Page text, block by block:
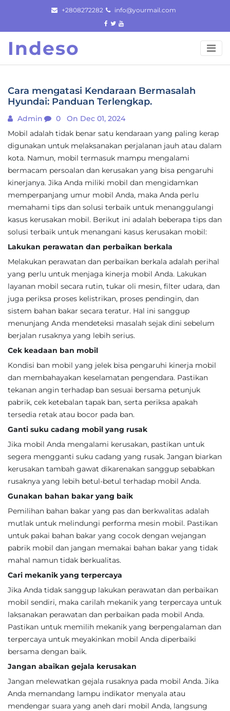
content
+2808272282 info@yourmail.com
Indeso
Cara mengatasi Kendaraan Bermasalah
Hyundai: Panduan Terlengkap.
Admin 0
On Dec 01, 2024
Mobil adalah tidak benar satu kendaraan yang paling kerap
digunakan untuk melaksanakan perjalanan jauh atau dalam
kota. Namun, mobil termasuk mampu mengalami
bermacam persoalan dan kerusakan yang bisa pengaruhi
kinerjanya. Jika Anda miliki mobil dan mengidamkan
memperpanjang umur mobil Anda, maka Anda perlu
memahami tips dan solusi terbaik untuk menanggulangi
kasus kerusakan mobil. Berikut ini adalah beberapa tips dan
solusi terbaik untuk menangani kasus kerusakan mobil:
Lakukan perawatan dan perbaikan berkala
Melakukan perawatan dan perbaikan berkala adalah perihal
yang perlu untuk menjaga kinerja mobil Anda. Lakukan
layanan mobil secara rutin, tukar oli mesin, filter udara, dan
juga periksa proses kelistrikan, proses pendingin, dan
sistem bahan bakar secara teratur. Hal ini sanggup
menunjang Anda mendeteksi masalah sejak dini sebelum
berjalan rusaknya yang lebih serius.
Cek keadaan ban mobil
Kondisi ban mobil yang jelek bisa pengaruhi kinerja mobil
dan membahayakan keselamatan pengendara. Pastikan
tekanan angin terhadap ban sesuai bersama petunjuk
pabrik, cek ketebalan tapak ban, serta periksa apakah
tersedia retak atau bocor pada ban.
Ganti suku cadang mobil yang rusak
Jika mobil Anda mengalami kerusakan, pastikan untuk
segera mengganti suku cadang yang rusak. Jangan biarkan
kerusakan tambah gawat dikarenakan sanggup sebabkan
rusaknya yang lebih betul-betul terhadap mobil Anda.
Gunakan bahan bakar yang baik
Pemilihan bahan bakar yang pas dan berkwalitas adalah
mutlak untuk melindungi performa mesin mobil. Pastikan
untuk pakai bahan bakar yang cocok dengan wejangan
pabrik mobil dan jangan memakai bahan bakar yang tidak
mahal namun tidak berkualitas.
Cari mekanik yang terpercaya
Jika Anda tidak sanggup lakukan perawatan dan perbaikan
mobil sendiri, maka carilah mekanik yang terpercaya untuk
laksanakan perawatan dan perbaikan pada mobil Anda.
Pastikan untuk memilih mekanik yang berpengalaman dan
terpercaya untuk meyakinkan mobil Anda diperbaiki
bersama dengan baik.
Jangan abaikan gejala kerusakan
Jangan melewatkan gejala rusaknya pada mobil Anda. Jika
Anda memandang lampu indikator menyala atau
mendengar suara yang aneh dari mobil Anda, langsung